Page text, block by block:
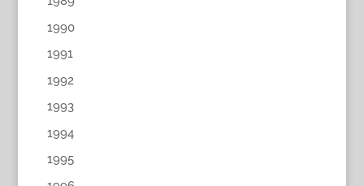
1990
1991
1992
1993
1994
1995